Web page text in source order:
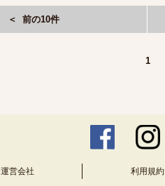
＜ 前の10件
1
運営会社 利用規約